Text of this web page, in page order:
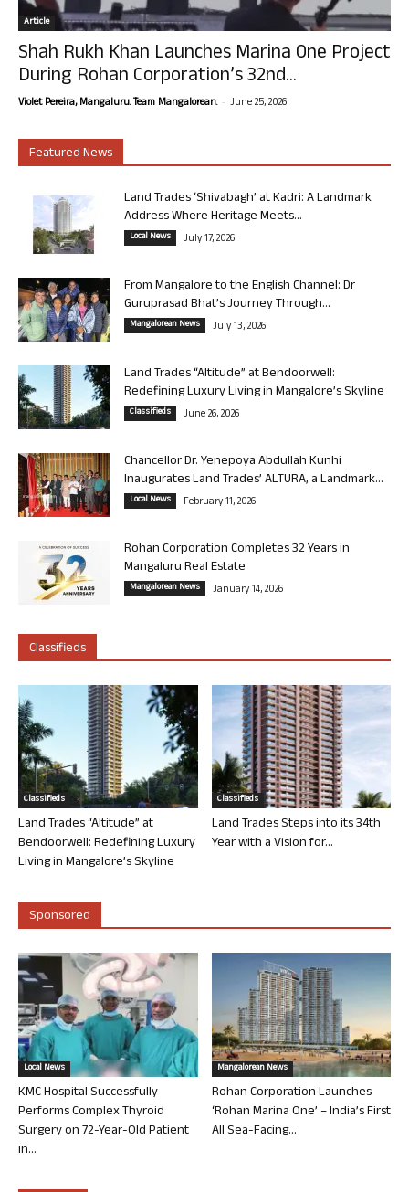
Article
Shah Rukh Khan Launches Marina One Project
During Rohan Corporation’s 32nd...
Violet Pereira, Mangaluru. Team Mangalorean. - June 25, 2026
Featured News
Land Trades ‘Shivabagh’ at Kadri: A Landmark
Address Where Heritage Meets...
Local News July 17, 2026
From Mangalore to the English Channel: Dr
Guruprasad Bhat’s Journey Through...
Mangalorean News July 13, 2026
Land Trades “Altitude” at Bendoorwell:
Redefining Luxury Living in Mangalore’s Skyline
Classifieds June 26, 2026
Chancellor Dr. Yenepoya Abdullah Kunhi
Inaugurates Land Trades’ ALTURA, a Landmark...
Local News February 11, 2026
Rohan Corporation Completes 32 Years in
Mangaluru Real Estate
Mangalorean News January 14, 2026
Classifieds
Classifieds
Land Trades “Altitude” at
Bendoorwell: Redefining Luxury
Living in Mangalore’s Skyline
Classifieds
Land Trades Steps into its 34th
Year with a Vision for...
Sponsored
Local News
KMC Hospital Successfully
Performs Complex Thyroid
Surgery on 72-Year-Old Patient
in...
Mangalorean News
Rohan Corporation Launches
‘Rohan Marina One’ – India’s First
All Sea-Facing...